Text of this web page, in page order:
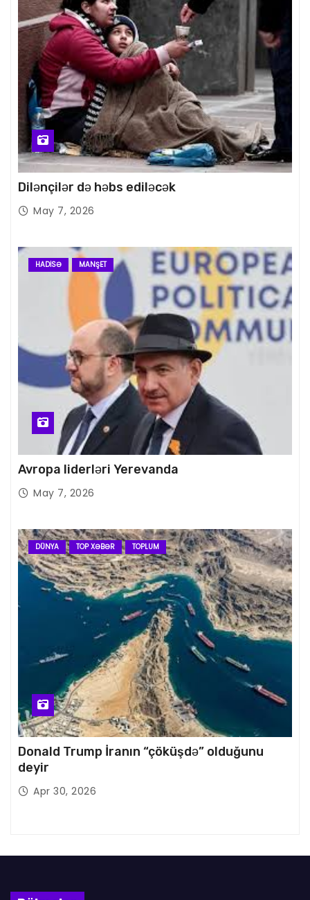
Dilənçilər də həbs ediləcək
May 7, 2026
HADISƏ MANŞET
Avropa liderləri Yerevanda
May 7, 2026
DÜNYA TOP XƏBƏR TOPLUM
Donald Trump İranın “çöküşdə” olduğunu
deyir
Apr 30, 2026